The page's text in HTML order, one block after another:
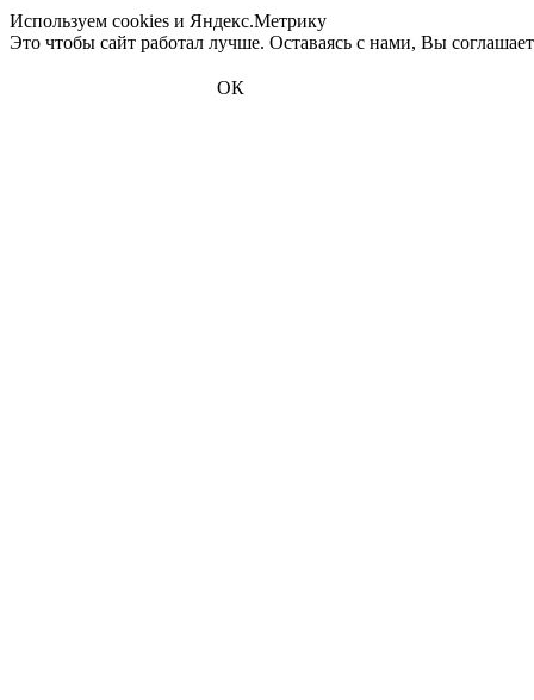
Используем cookies и Яндекс.Метрику
Это чтобы сайт работал лучше. Оставаясь с нами, Вы
ОК